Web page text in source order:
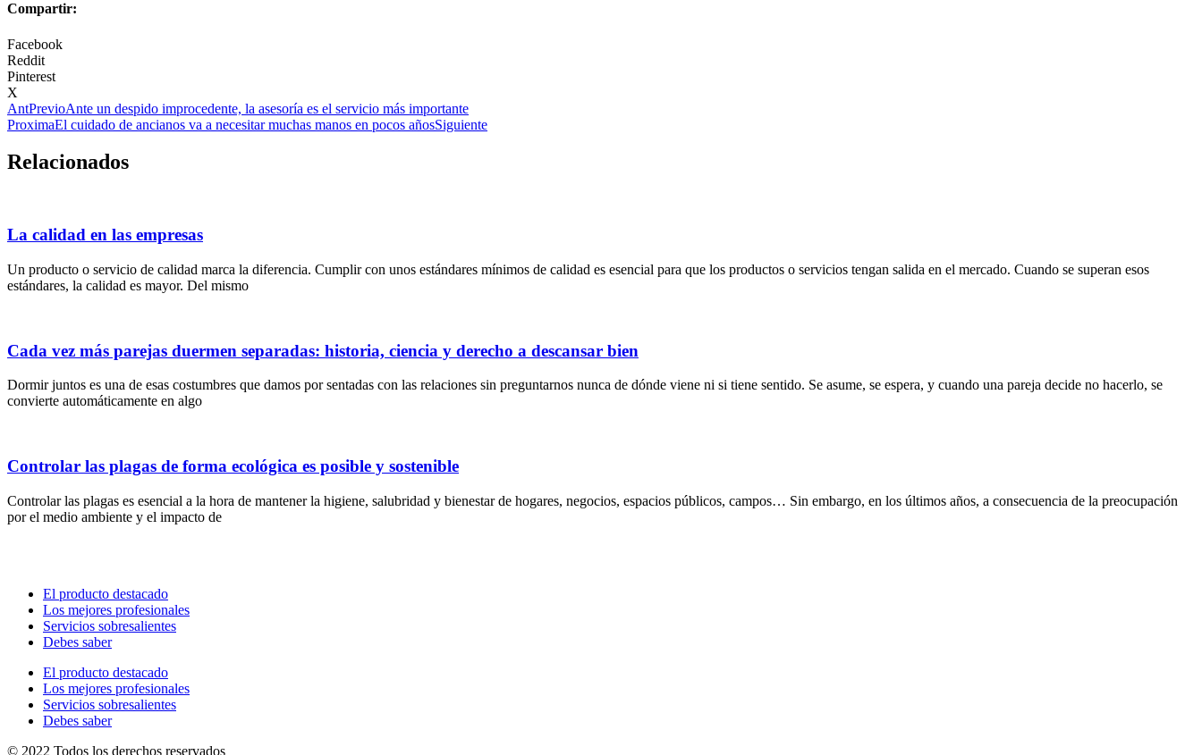
Compartir:
Facebook
Reddit
Pinterest
X
AntPrevioAnte un despido improcedente, la asesoría es el servicio más importante
ProximaEl cuidado de ancianos va a necesitar muchas manos en pocos añosSiguiente
Relacionados
La calidad en las empresas
Un producto o servicio de calidad marca la diferencia. Cumplir con unos estándares mínimos de calidad es esencial para que los productos o servicios tengan salida en el mercado. Cuando se superan esos
estándares, la calidad es mayor. Del mismo
Cada vez más parejas duermen separadas: historia, ciencia y derecho a descansar bien
Dormir juntos es una de esas costumbres que damos por sentadas con las relaciones sin preguntarnos nunca de dónde viene ni si tiene sentido. Se asume, se espera, y cuando una pareja decide no hacerlo, se
convierte automáticamente en algo
Controlar las plagas de forma ecológica es posible y sostenible
Controlar las plagas es esencial a la hora de mantener la higiene, salubridad y bienestar de hogares, negocios, espacios públicos, campos… Sin embargo, en los últimos años, a consecuencia de la preocupación
por el medio ambiente y el impacto de
El producto destacado
Los mejores profesionales
Servicios sobresalientes
Debes saber
El producto destacado
Los mejores profesionales
Servicios sobresalientes
Debes saber
© 2022 Todos los derechos reservados